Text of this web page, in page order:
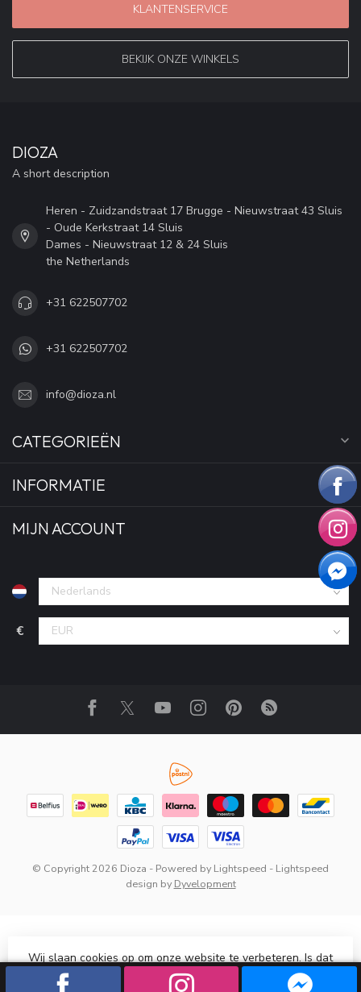
KLANTENSERVICE
BEKIJK ONZE WINKELS
DIOZA
A short description
Heren - Zuidzandstraat 17 Brugge - Nieuwstraat 43 Sluis
- Oude Kerkstraat 14 Sluis
Dames - Nieuwstraat 12 & 24 Sluis
the Netherlands
+31 622507702
+31 622507702
info@dioza.nl
CATEGORIEËN
INFORMATIE
MIJN ACCOUNT
€
© Copyright 2026 Dioza - Powered by Lightspeed - Lightspeed
design by Dyvelopment
Wij slaan cookies op om onze website te verbeteren. Is dat
akkoord?
Nee Meer over cookies »